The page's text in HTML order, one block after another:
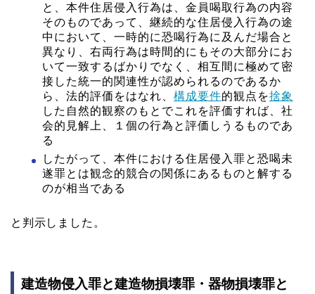
と、本件住居侵入行為は、金員喝取行為の内容
そのものであって、継続的な住居侵入行為の途
中において、一時的に恐喝行為に及んだ場合と
異なり、右両行為は時間的にもその大部分にお
いて一致するばかりでなく、相互間に極めて密
接した統一的関連性が認められるのであるか
ら、法的評価をはなれ、 構成要件的観点を捨象
した自然的観察のもとでこれを評価すれば、社
会的見解上、１個の行為と評価しうるものであ
る
したがって、本件における住居侵入罪と恐喝未
遂罪とは観念的競合の関係にあるものと解する
のが相当である
と判示しました。
建造物侵入罪と建造物損壊罪・器物損壊罪と